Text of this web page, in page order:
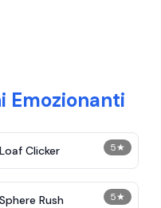
Emozionanti
5★
Loaf Clicker
5★
Sphere Rush